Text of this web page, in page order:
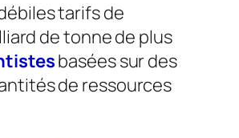
tarifs de
de tonne de plus
basées sur des
de ressources